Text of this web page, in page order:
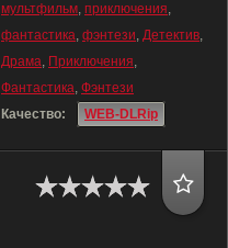
мультфильм, приключения,
фантастика, фэнтези, Детектив,
Драма, Приключения,
Фантастика, Фэнтези
Качество:
WEB-DLRip